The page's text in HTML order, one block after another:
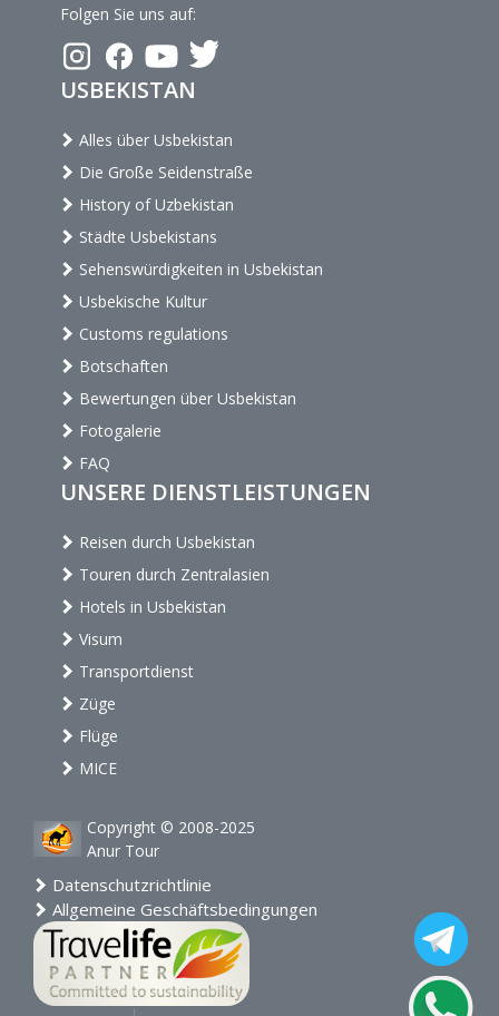
Folgen Sie uns auf:
USBEKISTAN
Alles über Usbekistan
Die Große Seidenstraße
History of Uzbekistan
Städte Usbekistans
Sehenswürdigkeiten in Usbekistan
Usbekische Kultur
Customs regulations
Botschaften
Bewertungen über Usbekistan
Fotogalerie
FAQ
UNSERE DIENSTLEISTUNGEN
Reisen durch Usbekistan
Touren durch Zentralasien
Hotels in Usbekistan
Visum
Transportdienst
Züge
Flüge
MICE
Copyright © 2008-2025
Anur Tour
Datenschutzrichtlinie
Allgemeine Geschäftsbedingungen